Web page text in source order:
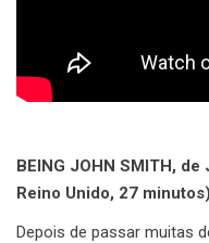
BEING JOHN SMITH,
Reino Unido, 27 minutos)
Depois de passar muitas